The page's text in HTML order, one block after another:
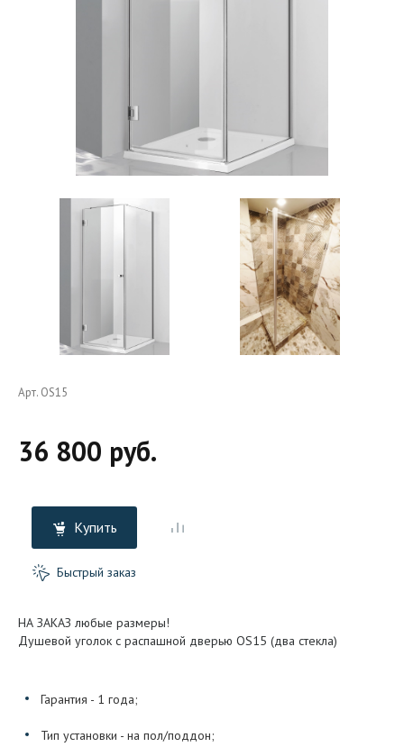
Арт. OS15
36 800 руб.
Купить
Быстрый заказ
НА ЗАКАЗ любые размеры!
Душевой уголок с распашной дверью OS15 (два стекла)
Гарантия - 1 года;
Тип установки - на пол/поддон;